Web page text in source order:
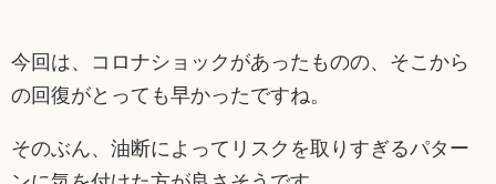
今回は、コロナショックがあったものの、そこから
の回復がとっても早かったですね。
そのぶん、油断によってリスクを取りすぎるパター